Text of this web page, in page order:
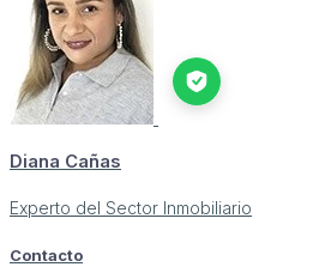
Diana Cañas
Experto del Sector Inmobiliario
Contacto